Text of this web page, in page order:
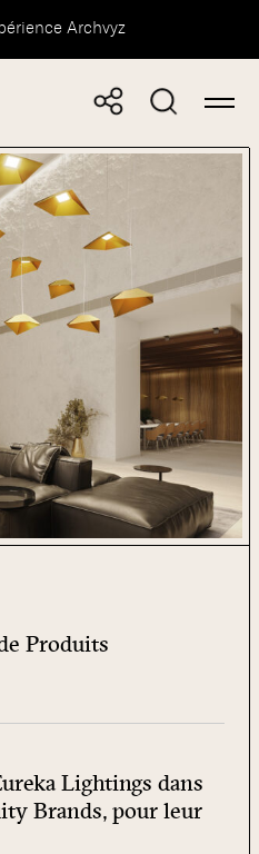
Archvyz
Produits
Lightings dans
Brands, pour leur